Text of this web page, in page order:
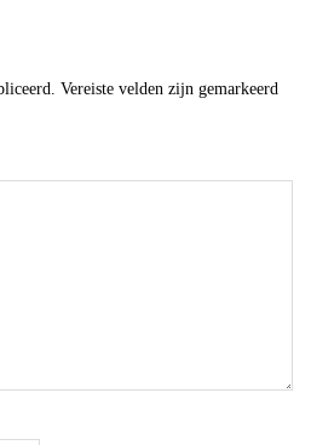
Vereiste velden zijn gemarkeerd